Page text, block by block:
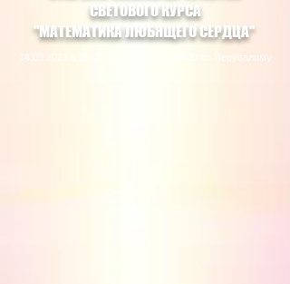
СВЕТОВОГО КУРСА
"МАТЕМАТИКА ЛЮБЯЩЕГО СЕРДЦА"
14.03.2023 в 20:00 по Москве и в 19:00 по Иерусалиму